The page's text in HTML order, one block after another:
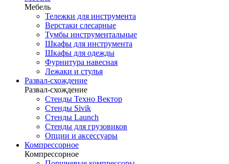
Мебель
Тележки для инструмента
Верстаки слесарные
Тумбы инструментальные
Шкафы для инструмента
Шкафы для одежды
Фурнитура навесная
Лежаки и стулья
Развал-схождение
Развал-схождение
Стенды Техно Вектор
Стенды Sivik
Стенды Launch
Стенды для грузовиков
Опции и аксессуары
Компрессорное
Компрессорное